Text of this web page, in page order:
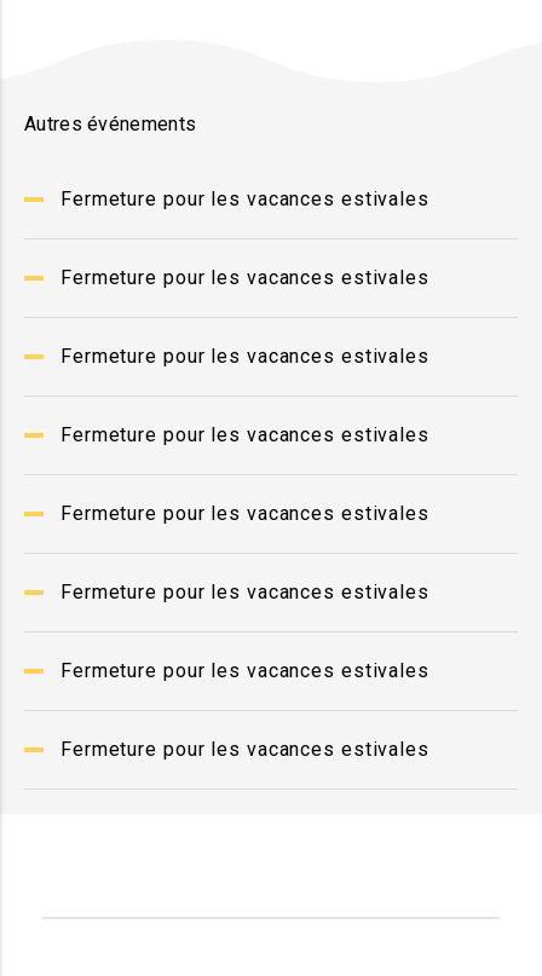
Autres événements
Fermeture pour les vacances estivales
Fermeture pour les vacances estivales
Fermeture pour les vacances estivales
Fermeture pour les vacances estivales
Fermeture pour les vacances estivales
Fermeture pour les vacances estivales
Fermeture pour les vacances estivales
Fermeture pour les vacances estivales